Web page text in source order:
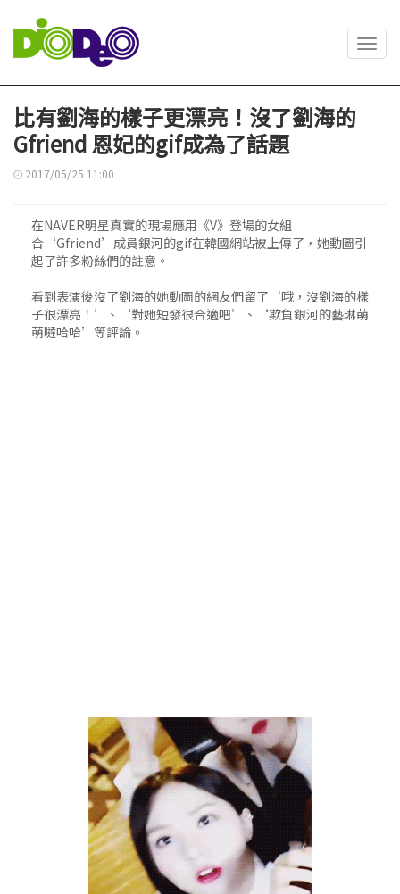
比有劉海的樣子更漂亮！沒了劉海的
Gfriend 恩妃的gif成為了話題
2017/05/25 11:00
在NAVER明星真實的現場應用《V》登場的女組
合‘Gfriend’成員銀河的gif在韓國網站被上傳了，她動圖引
起了許多粉絲們的註意。
看到表演後沒了劉海的她動圖的網友們留了‘哦，沒劉海的樣
子很漂亮！’、‘對她短發很合適吧’、‘欺負銀河的藝琳萌
萌噠哈哈’等評論。